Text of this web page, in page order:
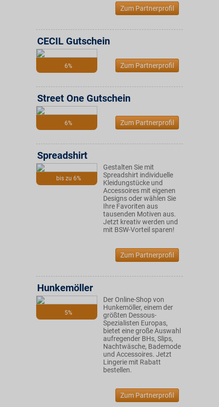
Zum Partnerprofil
6%
CECIL Gutschein
Zum Partnerprofil
6%
Street One Gutschein
Zum Partnerprofil
bis zu 6%
Spreadshirt
Gestalten Sie mit
Spreadshirt individuelle
Kleidungstücke und
Accessoires mit eigenen
Designs oder wählen Sie
Ihre Favoriten aus
tausenden Motiven aus.
Jetzt kreativ werden und
mit BSW-Vorteil sparen!
Zum Partnerprofil
5%
Hunkemöller
Der Online-Shop von
Hunkemöller, einem der
größten Dessous-
Spezialisten Europas,
bietet eine große Auswahl
aufregender BHs, Slips,
Nachtwäsche, Bademode
und Accessoires. Jetzt
Lingerie mit Rabatt
bestellen.
Zum Partnerprofil